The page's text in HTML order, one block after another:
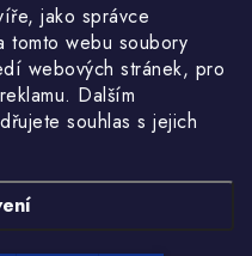
jako správce
tomto webu soubory
webových stránek, pro
Dalším
souhlas s jejich